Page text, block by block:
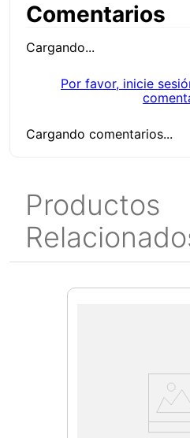
Comentarios
Cargando...
Por favor, inicie
Cargando comentarios...
Productos